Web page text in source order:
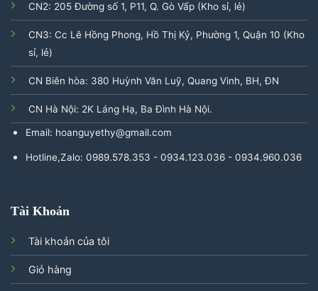
CN2: 205 Đường số 1, P11, Q. Gò Vấp (Kho sỉ, lẻ)
CN3: Cc Lê Hồng Phong, Hồ Thị Kỷ, Phường 1, Quận 10 (Kho
sỉ, lẻ)
CN Biên hòa: 380 Huỳnh Văn Luỹ, Quang Vinh, BH, ĐN
CN Hà Nội: 2K Láng Hạ, Ba Đình Hà Nội.
Email: hoanguyethy@gmail.com
Hotline,Zalo: 0989.578.353 - 0934.123.036 - 0934.960.036
Tài Khoản
Tài khoản của tôi
Giỏ hàng